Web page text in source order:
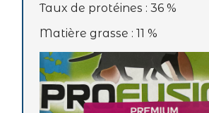
Taux de protéines : 36 %
Matière grasse : 11 %